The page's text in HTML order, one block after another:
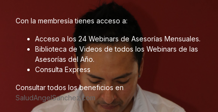
Con la membresía tienes acceso a:
Acceso a los 24 Webinars de Asesorías Mensuales.
Biblioteca de Videos de todos los Webinars de las
Asesorías del Año.
Consulta Express
Consultar todos los beneficios en
SaludAngelSanchez.com